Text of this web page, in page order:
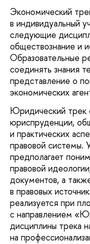
Экономический
в индивидуальный
следующие
обществознание и
Образовательные
соединять знания
представление о
экономических
Юридический трек
юриспруденции,
и практических
правовой системы.
предполагает
правовой
документов, а
в правовых
реализуется при
с направлением
дисциплины трека
на